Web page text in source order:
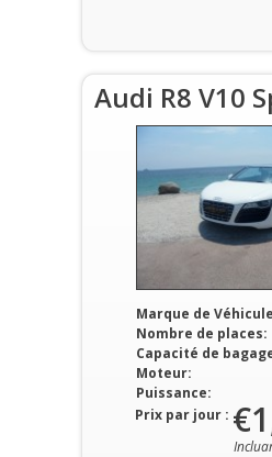
Audi R8 V10
Marque de
Nombre de places:
Capacité de
Moteur:
Puissance:
Prix par jour :